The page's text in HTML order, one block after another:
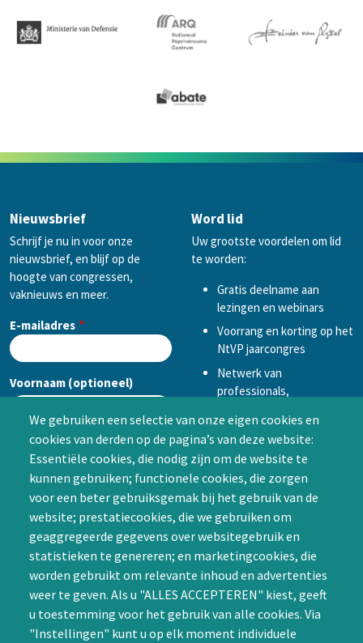
We gebruiken een selectie van onze eigen cookies en
cookies van derden op de pagina’s van deze website:
Essentiële cookies, die nodig zijn om de website te
kunnen gebruiken; functionele cookies, die zorgen
voor een beter gebruiksgemak bij het gebruik van de
website; prestatiecookies, die we gebruiken om
geaggregeerde gegevens over websitegebruik en
statistieken te genereren; en marketingcookies, die
worden gebruikt om relevante inhoud en advertenties
weer te geven. Als u "ALLES ACCEPTEREN" kiest, geeft
u toestemming voor het gebruik van alle cookies. Via
"Instellingen" kunt u op elk moment individuele
Nieuwsbrief
Schrijf je nu in voor onze
nieuwsbrief, en blijf op de
hoogte van congressen,
vaknieuws en meer.
E-mailadres
Voornaam (optioneel)
Achternaam (optioneel)
CAPTCHA
Word lid
Uw grootste voordelen om lid
te worden:
Gratis deelname aan
lezingen en webinars
Voorrang en korting op het
NtVP jaarcongres
Netwerk van
professionals,
samenwerken in een van
de Special Interest
Groepen (SIG’s) of zelf een
SIG initiëren
Word lid